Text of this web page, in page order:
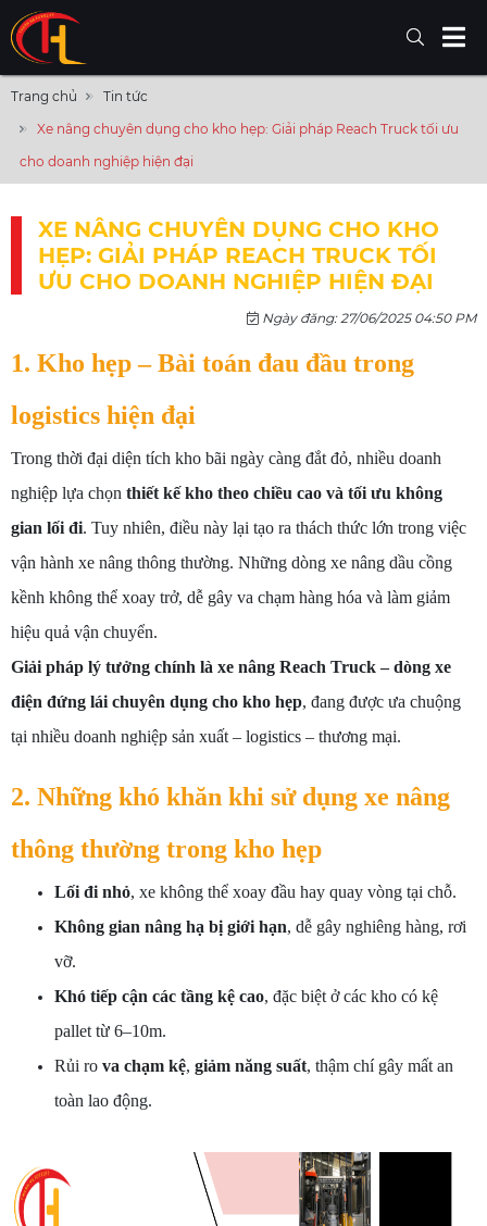
Trang chủ
Tin tức
Xe nâng chuyên dụng cho kho hẹp: Giải pháp Reach Truck tối ưu
cho doanh nghiệp hiện đại
XE NÂNG CHUYÊN DỤNG CHO KHO
HẸP: GIẢI PHÁP REACH TRUCK TỐI
ƯU CHO DOANH NGHIỆP HIỆN ĐẠI
Ngày đăng: 27/06/2025 04:50 PM
1. Kho hẹp – Bài toán đau đầu trong
logistics hiện đại
Trong thời đại diện tích kho bãi ngày càng đắt đỏ, nhiều doanh
nghiệp lựa chọn thiết kế kho theo chiều cao và tối ưu không
gian lối đi. Tuy nhiên, điều này lại tạo ra thách thức lớn trong việc
vận hành xe nâng thông thường. Những dòng xe nâng dầu cồng
kềnh không thể xoay trở, dễ gây va chạm hàng hóa và làm giảm
hiệu quả vận chuyển.
Giải pháp lý tưởng chính là xe nâng Reach Truck – dòng xe
điện đứng lái chuyên dụng cho kho hẹp, đang được ưa chuộng
tại nhiều doanh nghiệp sản xuất – logistics – thương mại.
2. Những khó khăn khi sử dụng xe nâng
thông thường trong kho hẹp
Lối đi nhỏ, xe không thể xoay đầu hay quay vòng tại chỗ.
Không gian nâng hạ bị giới hạn, dễ gây nghiêng hàng, rơi
vỡ.
Khó tiếp cận các tầng kệ cao, đặc biệt ở các kho có kệ
pallet từ 6–10m.
Rủi ro va chạm kệ, giảm năng suất, thậm chí gây mất an
toàn lao động.